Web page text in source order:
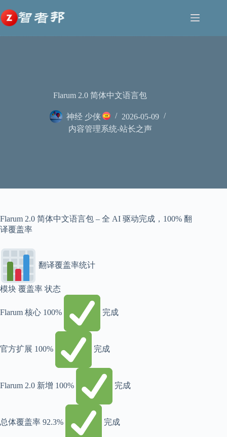
至
内
容
Flarum 2.0 简体中文语言包
神经 少侠
2026-05-09
内容管理系统-站长之声
Flarum 2.0 简体中文语言包 – 全 AI 驱动完成，100% 翻
译覆盖率
翻译覆盖率统计
模块 覆盖率 状态
Flarum 核心 100% 完成
官方扩展 100% 完成
Flarum 2.0 新增 100% 完成
总体覆盖率 92.3% 完成